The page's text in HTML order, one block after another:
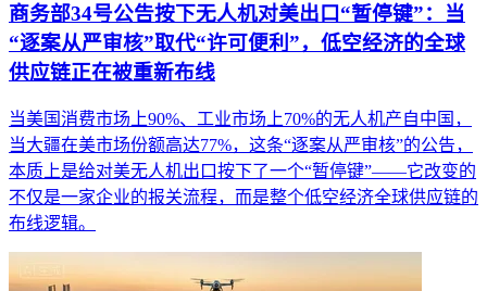
商务部34号公告按下无人机对美出口“暂停键”：当
“逐案从严审核”取代“许可便利”，低空经济的全球
供应链正在被重新布线
当美国消费市场上90%、工业市场上70%的无人机产自中国，
当大疆在美市场份额高达77%，这条“逐案从严审核”的公告，
本质上是给对美无人机出口按下了一个“暂停键”——它改变的
不仅是一家企业的报关流程，而是整个低空经济全球供应链的
布线逻辑。